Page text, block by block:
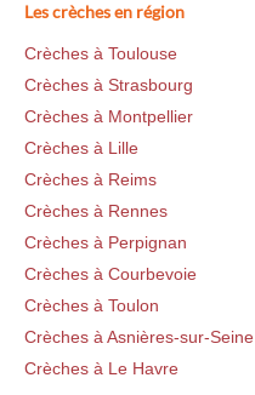
Les crèches en région
Crèches à Toulouse
Crèches à Strasbourg
Crèches à Montpellier
Crèches à Lille
Crèches à Reims
Crèches à Rennes
Crèches à Perpignan
Crèches à Courbevoie
Crèches à Toulon
Crèches à Asnières-sur-Seine
Crèches à Le Havre